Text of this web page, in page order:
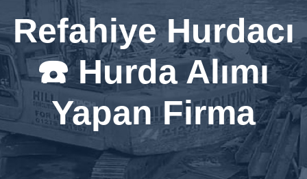
Refahiye Hurdacı
☎️ Hurda Alımı
Yapan Firma